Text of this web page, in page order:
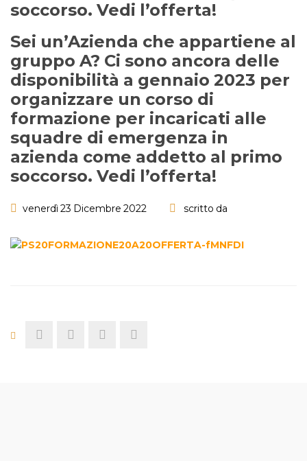
soccorso. Vedi l’offerta!
Sei un’Azienda che appartiene al
gruppo A? Ci sono ancora delle
disponibilità a gennaio 2023 per
organizzare un corso di
formazione per incaricati alle
squadre di emergenza in
azienda come addetto al primo
soccorso. Vedi l’offerta!
venerdì 23 Dicembre 2022 scritto da